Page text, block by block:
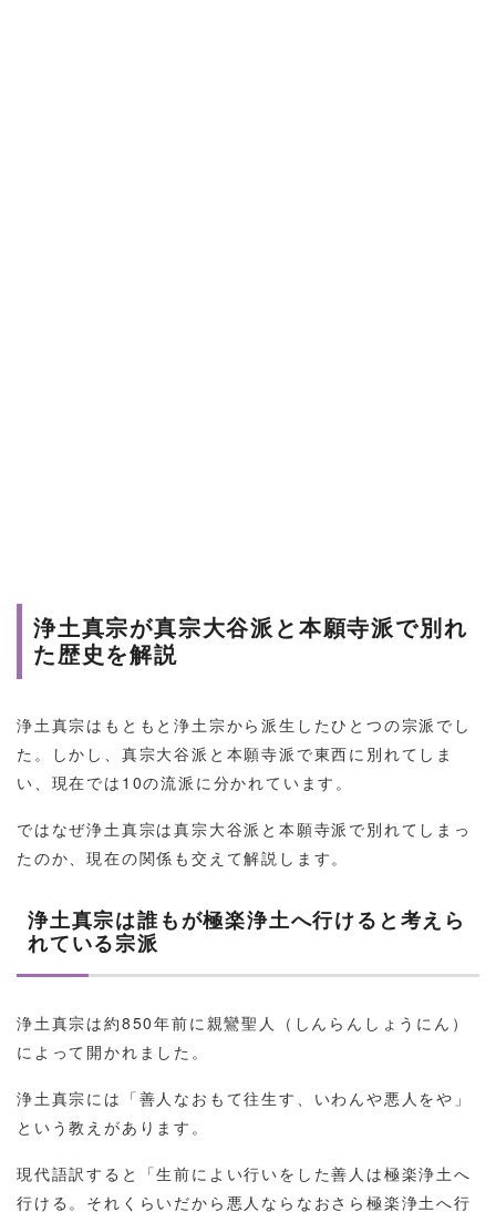
浄土真宗が真宗大谷派と本願寺派で別れ
た歴史を解説
浄土真宗はもともと浄土宗から派生したひとつの宗派でし
た。しかし、真宗大谷派と本願寺派で東西に別れてしま
い、現在では10の流派に分かれています。
ではなぜ浄土真宗は真宗大谷派と本願寺派で別れてしまっ
たのか、現在の関係も交えて解説します。
浄土真宗は誰もが極楽浄土へ行けると考えら
れている宗派
浄土真宗は約850年前に親鸞聖人（しんらんしょうにん）
によって開かれました。
浄土真宗には「善人なおもて往生す、いわんや悪人をや」
という教えがあります。
現代語訳すると「生前によい行いをした善人は極楽浄土へ
行ける。それくらいだから悪人ならなおさら極楽浄土へ行